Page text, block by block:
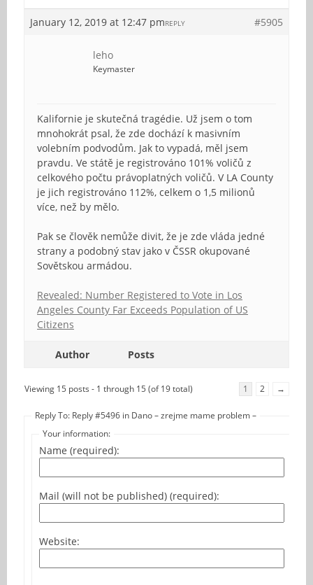
January 12, 2019 at 12:47 pm #5905
REPLY
leho
Keymaster
Kalifornie je skutečná tragédie. Už jsem o tom
mnohokrát psal, že zde dochází k masivním
volebním podvodům. Jak to vypadá, měl jsem
pravdu. Ve státě je registrováno 101% voličů z
celkového počtu právoplatných voličů. V LA County
je jich registrováno 112%, celkem o 1,5 milionů
více, než by mělo.
Pak se člověk nemůže divit, že je zde vláda jedné
strany a podobný stav jako v ČSSR okupované
Sovětskou armádou.
Revealed: Number Registered to Vote in Los
Angeles County Far Exceeds Population of US
Citizens
Author Posts
Viewing 15 posts - 1 through 15 (of 19 total) 1 2 →
Reply To: Reply #5496 in Dano – zrejme mame problem –
Your information:
Name (required):
Mail (will not be published) (required):
Website: